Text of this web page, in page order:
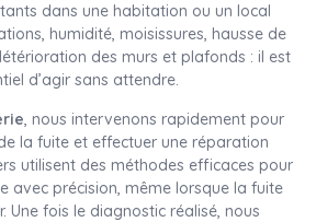
dans une habitation ou un local
humidité, moisissures, hausse de
des murs et plafonds : il est
d’agir sans attendre.
, nous intervenons rapidement pour
la fuite et effectuer une réparation
utilisent des méthodes efficaces pour
avec précision, même lorsque la fuite
Une fois le diagnostic réalisé, nous